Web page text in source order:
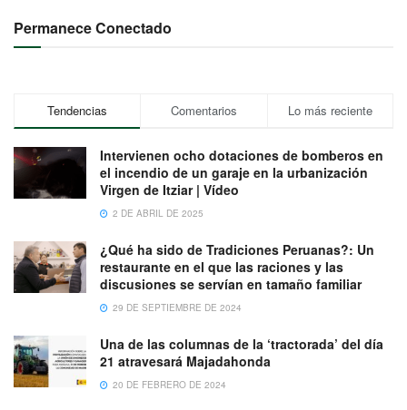
Permanece Conectado
Tendencias Comentarios Lo más reciente
Intervienen ocho dotaciones de bomberos en
el incendio de un garaje en la urbanización
Virgen de Itziar | Vídeo
2 DE ABRIL DE 2025
¿Qué ha sido de Tradiciones Peruanas?: Un
restaurante en el que las raciones y las
discusiones se servían en tamaño familiar
29 DE SEPTIEMBRE DE 2024
Una de las columnas de la ‘tractorada’ del día
21 atravesará Majadahonda
20 DE FEBRERO DE 2024